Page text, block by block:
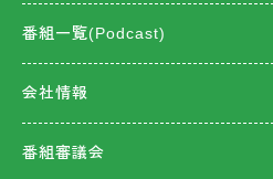
番組一覧(Podcast)
会社情報
番組審議会